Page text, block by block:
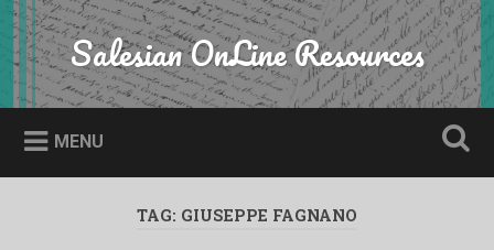
Skip
to
content
Search Salesian OnLine Resources
MENU
TAG: GIUSEPPE FAGNANO